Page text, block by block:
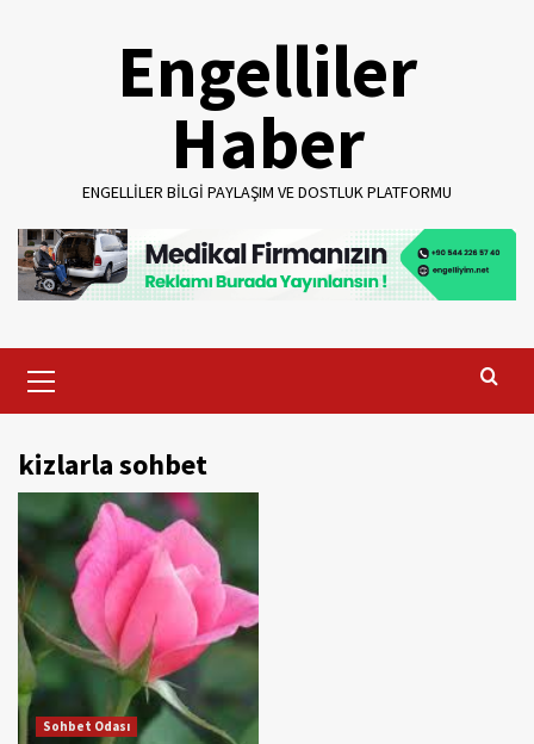
Engelliler
Haber
ENGELLILER BILGI PAYLAŞIM VE DOSTLUK PLATFORMU
Menu
kizlarla sohbet
Sohbet Odası